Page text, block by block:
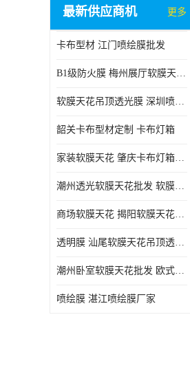
最新供应商机 更多
卡布型材 江门喷绘膜批发
B1级防火膜 梅州展厅软膜天花批发
软膜天花吊顶透光膜 深圳喷绘膜批发
韶关卡布型材定制 卡布灯箱
家装软膜天花 肇庆卡布灯箱批发
潮州透光软膜天花批发 软膜天花
商场软膜天花 揭阳软膜天花吊顶透光膜批发
透明膜 汕尾软膜天花吊顶透光膜定制
潮州卧室软膜天花批发 欧式软膜天花
喷绘膜 湛江喷绘膜厂家